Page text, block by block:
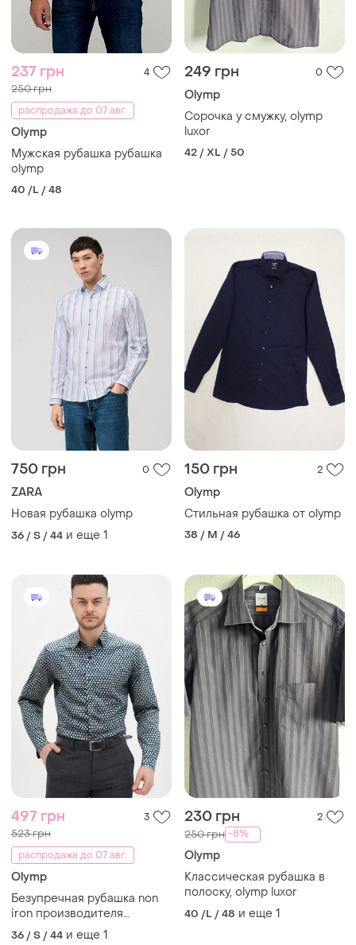
237 грн 4
250 грн
распродажа до 07 авг.
Olymp
Мужская рубашка рубашка
olymp
40 /L / 48
249 грн 0
Olymp
Сорочка у смужку, olymp
luxor
42 / XL / 50
750 грн 0
ZARA
Новая рубашка olymp
36 / S / 44 и еще 1
150 грн 2
Olymp
Стильная рубашка от olymp
38 / M / 46
497 грн 3
523 грн
распродажа до 07 авг.
Olymp
Безупречная рубашка non
iron производителя
элитных рубашек из
36 / S / 44 и еще 1
230 грн 2
250 грн -8%
Olymp
Классическая рубашка в
полоску, olymp luxor
40 /L / 48 и еще 1